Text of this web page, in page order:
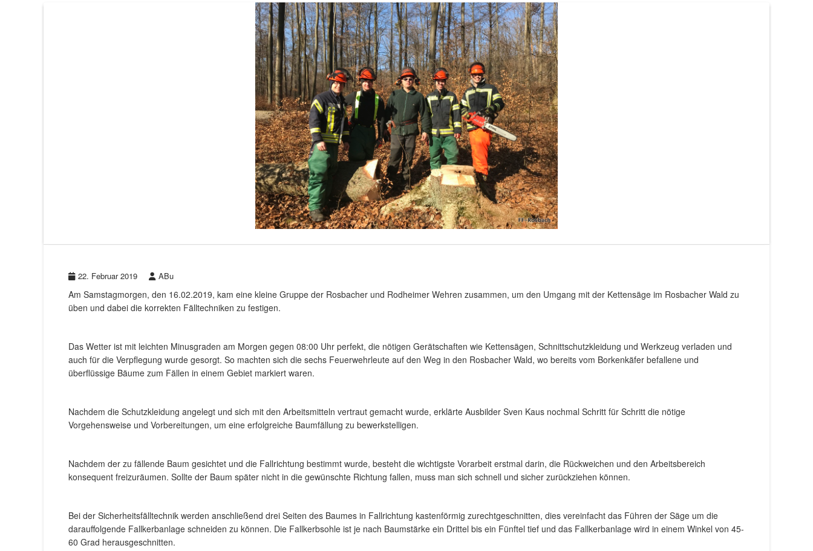
22. Februar 2019 ABu
Am Samstagmorgen, den 16.02.2019, kam eine kleine Gruppe der Rosbacher und Rodheimer Wehren zusammen, um den Umgang mit der Kettensäge im Rosbacher Wald zu
üben und dabei die korrekten Fälltechniken zu festigen.
Das Wetter ist mit leichten Minusgraden am Morgen gegen 08:00 Uhr perfekt, die nötigen Gerätschaften wie Kettensägen, Schnittschutzkleidung und Werkzeug verladen und
auch für die Verpflegung wurde gesorgt. So machten sich die sechs Feuerwehrleute auf den Weg in den Rosbacher Wald, wo bereits vom Borkenkäfer befallene und
überflüssige Bäume zum Fällen in einem Gebiet markiert waren.
Nachdem die Schutzkleidung angelegt und sich mit den Arbeitsmitteln vertraut gemacht wurde, erklärte Ausbilder Sven Kaus nochmal Schritt für Schritt die nötige
Vorgehensweise und Vorbereitungen, um eine erfolgreiche Baumfällung zu bewerkstelligen.
Nachdem der zu fällende Baum gesichtet und die Fallrichtung bestimmt wurde, besteht die wichtigste Vorarbeit erstmal darin, die Rückweichen und den Arbeitsbereich
konsequent freizuräumen. Sollte der Baum später nicht in die gewünschte Richtung fallen, muss man sich schnell und sicher zurückziehen können.
Bei der Sicherheitsfälltechnik werden anschließend drei Seiten des Baumes in Fallrichtung kastenförmig zurechtgeschnitten, dies vereinfacht das Führen der Säge um die
darauffolgende Fallkerbanlage schneiden zu können. Die Fallkerbsohle ist je nach Baumstärke ein Drittel bis ein Fünftel tief und das Fallkerbanlage wird in einem Winkel von 45-
60 Grad herausgeschnitten.